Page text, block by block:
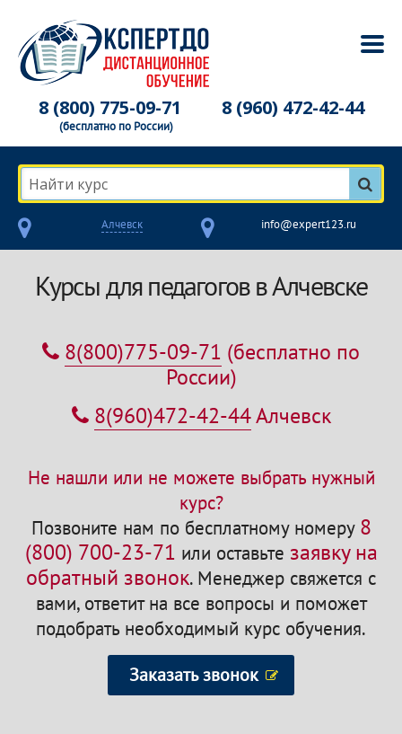
8 (800) 775-09-71
(бесплатно по России)
8 (960) 472-42-44
Найти курс
Алчевск info@expert123.ru
Курсы для педагогов в Алчевске
8(800)775-09-71 (бесплатно по
России)
8(960)472-42-44Алчевск
Не нашли или не можете выбрать нужный
курс?
Позвоните нам по бесплатному номеру 8
(800) 700-23-71 или оставьте заявку на
обратный звонок.Менеджер свяжется с
вами, ответит на все вопросы и поможет
подобрать необходимый курс обучения.
Заказать звонок